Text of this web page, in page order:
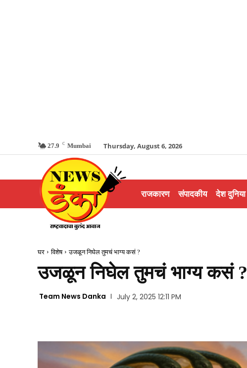
27.9 C Mumbai Thursday, August 6, 2026
राजकारण संपादकीय देश दुनिया
घर विशेष उजळून निघेल तुमचं भाग्य कसं ?
उजळून निघेल तुमचं भाग्य कसं ?
Team News Danka July 2, 2025 12:11 PM